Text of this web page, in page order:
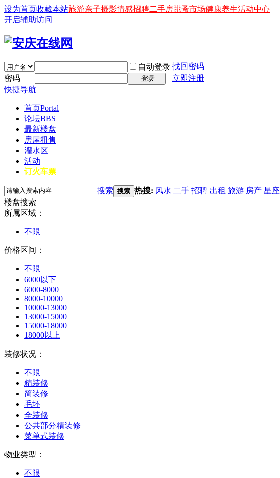
设为首页收藏本站旅游亲子摄影情感招聘二手房跳蚤市场健康养生活动中心
开启辅助访问
自动登录 找回密码
密码
登录
立即注册
快捷导航
首页Portal
论坛BBS
最新楼盘
房屋租售
灌水区
活动
订火车票
搜索 搜索 热搜: 风水 二手 招聘 出租 旅游 房产 星座
楼盘搜索
所属区域：
不限
价格区间：
不限
6000以下
6000-8000
8000-10000
10000-13000
13000-15000
15000-18000
18000以上
装修状况：
不限
精装修
简装修
毛坯
全装修
公共部分精装修
菜单式装修
物业类型：
不限